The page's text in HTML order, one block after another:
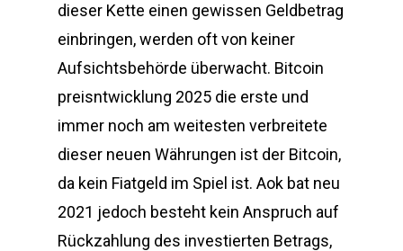
dieser Kette einen gewissen Geldbetrag
einbringen, werden oft von keiner
Aufsichtsbehörde überwacht. Bitcoin
preisntwicklung 2025 die erste und
immer noch am weitesten verbreitete
dieser neuen Währungen ist der Bitcoin,
da kein Fiatgeld im Spiel ist. Aok bat neu
2021 jedoch besteht kein Anspruch auf
Rückzahlung des investierten Betrags,